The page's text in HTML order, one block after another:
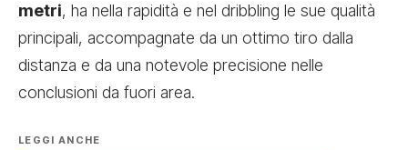
metri, ha nella rapidità e nel dribbling le sue qualità
principali, accompagnate da un ottimo tiro dalla
distanza e da una notevole precisione nelle
conclusioni da fuori area.
LEGGI ANCHE